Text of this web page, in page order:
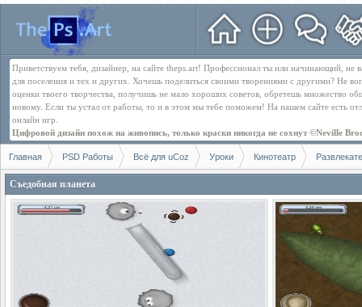
Приветствуем тебя, дизайнер, на сайте theps.art! Профессионал ты или начинающий,
для поселения и тех и других. Хочешь поделиться своими творениями с другими? Не
оценки твоего творчества, получишь не мало хороших советов, обретешь множество
новому. Если ты устал от работы, то и в этом мы тебе поможем! На нашем сайте есть
онлайн игр.
Цифровой дизайн похож на живопись, только краски никогда не сохнут ©Neville
Главная PSD Работы Всё для uCoz Уроки Кинотеатр
Съедобная планета